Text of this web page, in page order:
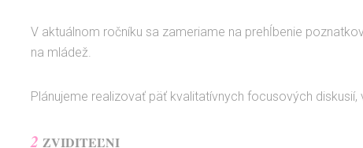
V aktuálnom ročníku sa zameriame na prehĺbenie
na mládež.
Plánujeme realizovať päť kvalitatívnych focusových
2 ZVIDITEĽNI